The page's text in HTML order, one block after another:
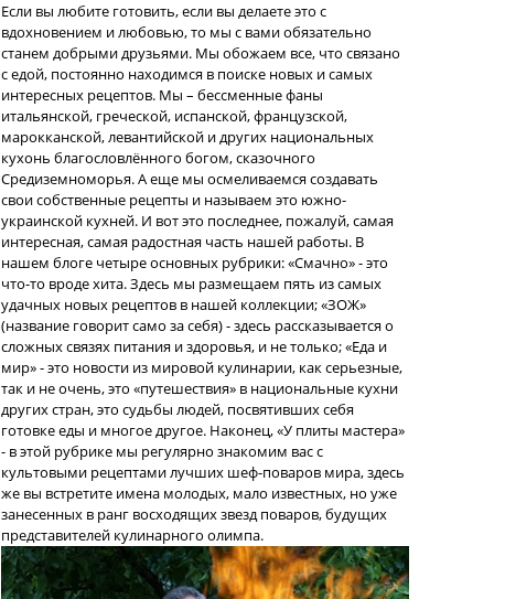
Если вы любите готовить, если вы делаете это с
вдохновением и любовью, то мы с вами обязательно
станем добрыми друзьями. Мы обожаем все, что связано
с едой, постоянно находимся в поиске новых и самых
интересных рецептов. Мы – бессменные фаны
итальянской, греческой, испанской, французской,
марокканской, левантийской и других национальных
кухонь благословлённого богом, сказочного
Средиземноморья. А еще мы осмеливаемся создавать
свои собственные рецепты и называем это южно-
украинской кухней. И вот это последнее, пожалуй, самая
интересная, самая радостная часть нашей работы. В
нашем блоге четыре основных рубрики: «Смачно» - это
что-то вроде хита. Здесь мы размещаем пять из самых
удачных новых рецептов в нашей коллекции; «ЗОЖ»
(название говорит само за себя) - здесь рассказывается о
сложных связях питания и здоровья, и не только; «Еда и
мир» - это новости из мировой кулинарии, как серьезные,
так и не очень, это «путешествия» в национальные кухни
других стран, это судьбы людей, посвятивших себя
готовке еды и многое другое. Наконец, «У плиты мастера»
- в этой рубрике мы регулярно знакомим вас с
культовыми рецептами лучших шеф-поваров мира, здесь
же вы встретите имена молодых, мало известных, но уже
занесенных в ранг восходящих звезд поваров, будущих
представителей кулинарного олимпа.